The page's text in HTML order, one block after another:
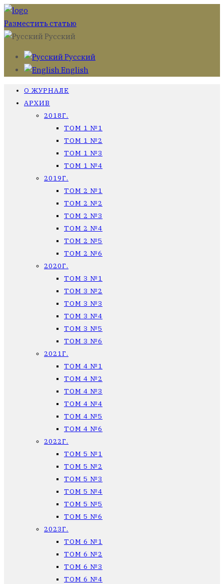
Разместить статью
Русский
Русский
English
О ЖУРНАЛЕ
АРХИВ
2018Г.
ТОМ 1 №1
ТОМ 1 №2
ТОМ 1 №3
ТОМ 1 №4
2019Г.
ТОМ 2 №1
ТОМ 2 №2
ТОМ 2 №3
ТОМ 2 №4
ТОМ 2 №5
ТОМ 2 №6
2020Г.
ТОМ 3 №1
ТОМ 3 №2
ТОМ 3 №3
ТОМ 3 №4
ТОМ 3 №5
ТОМ 3 №6
2021Г.
ТОМ 4 №1
ТОМ 4 №2
ТОМ 4 №3
ТОМ 4 №4
ТОМ 4 №5
ТОМ 4 №6
2022Г.
ТОМ 5 №1
ТОМ 5 №2
ТОМ 5 №3
ТОМ 5 №4
ТОМ 5 №5
ТОМ 5 №6
2023Г.
ТОМ 6 №1
ТОМ 6 №2
ТОМ 6 №3
ТОМ 6 №4